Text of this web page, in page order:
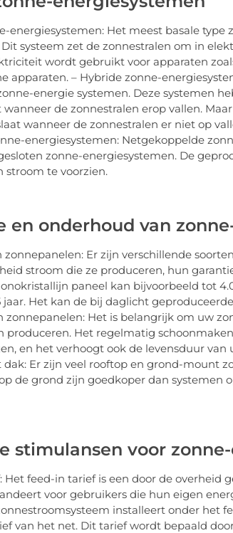
energiesystemen: Het meest basale type
systeem zet de zonnestralen om in
wordt gebruikt voor apparaten
apparaten. – Hybride zonne-
energie systemen. Deze systemen
de zonnestralen erop vallen.
wanneer de zonnestralen er niet op
energiesystemen: Netgekoppelde
zonne-energiesystemen. De
stroom te voorzien.
en onderhoud van
zonnepanelen: Er zijn verschillende
stroom die ze produceren, hun
paneel kan bijvoorbeeld tot
Het kan de bij daglicht
zonnepanelen: Het is belangrijk om uw
produceren. Het regelmatig
en het verhoogt ook de levensduur
Er zijn veel rooftop en grond-mount
de grond zijn goedkoper dan systemen
stimulansen voor
Het feed-in tarief is een door de overheid
voor gebruikers die hun eigen
installeert onder het
van het net. Dit tarief wordt bepaald